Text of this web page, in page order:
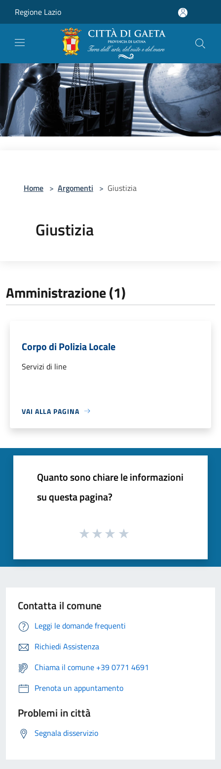
Regione Lazio
Home > Argomenti > Giustizia
Giustizia
Amministrazione (1)
Corpo di Polizia Locale
Servizi di line
VAI ALLA PAGINA
Quanto sono chiare le informazioni
su questa pagina?
Contatta il comune
Leggi le domande frequenti
Richiedi Assistenza
Chiama il comune +39 0771 4691
Prenota un appuntamento
Problemi in città
Segnala disservizio